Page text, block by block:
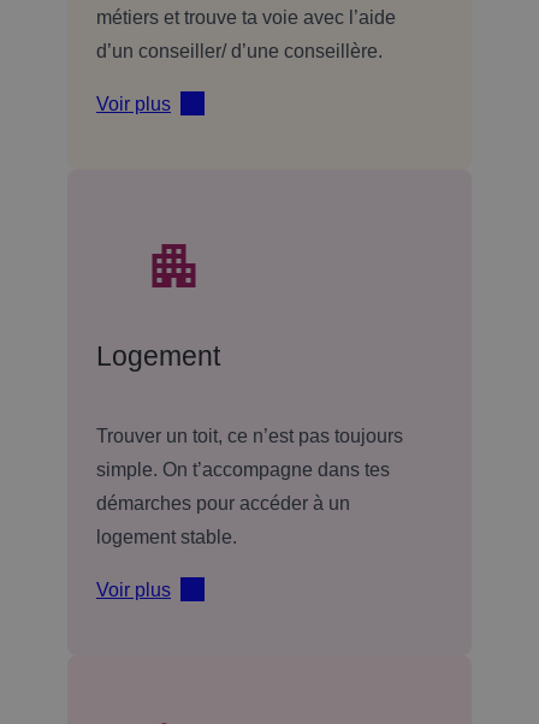
métiers et trouve ta voie avec l’aide
d’un conseiller/ d’une conseillère.
Voir plus
Logement
Trouver un toit, ce n’est pas toujours
simple. On t’accompagne dans tes
démarches pour accéder à un
logement stable.
Voir plus